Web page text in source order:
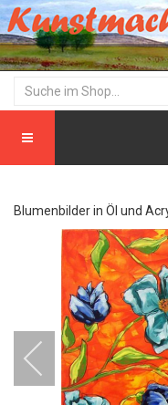
Blumenbilder in Öl und